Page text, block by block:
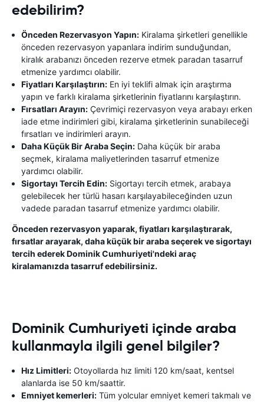
edebilirim?
Önceden Rezervasyon Yapın: Kiralama şirketleri genellikle
önceden rezervasyon yapanlara indirim sunduğundan,
kiralık arabanızı önceden rezerve etmek paradan tasarruf
etmenize yardımcı olabilir.
Fiyatları Karşılaştırın: En iyi teklifi almak için araştırma
yapın ve farklı kiralama şirketlerinin fiyatlarını karşılaştırın.
Fırsatları Arayın: Çevrimiçi rezervasyon veya arabayı erken
iade etme indirimleri gibi, kiralama şirketlerinin sunabileceği
fırsatları ve indirimleri arayın.
Daha Küçük Bir Araba Seçin: Daha küçük bir araba
seçmek, kiralama maliyetlerinden tasarruf etmenize
yardımcı olabilir.
Sigortayı Tercih Edin: Sigortayı tercih etmek, arabaya
gelebilecek her türlü hasarı karşılayabileceğinden uzun
vadede paradan tasarruf etmenize yardımcı olabilir.
Önceden rezervasyon yaparak, fiyatları karşılaştırarak,
fırsatlar arayarak, daha küçük bir araba seçerek ve sigortayı
tercih ederek Dominik Cumhuriyeti'ndeki araç
kiralamanızda tasarruf edebilirsiniz.
Dominik Cumhuriyeti içinde araba
kullanmayla ilgili genel bilgiler?
Hız Limitleri: Otoyollarda hız limiti 120 km/saat, kentsel
alanlarda ise 50 km/saattir.
Emniyet kemerleri: Tüm yolcular emniyet kemeri takmalı ve